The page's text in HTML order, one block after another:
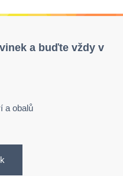
a buďte vždy v
a obalů